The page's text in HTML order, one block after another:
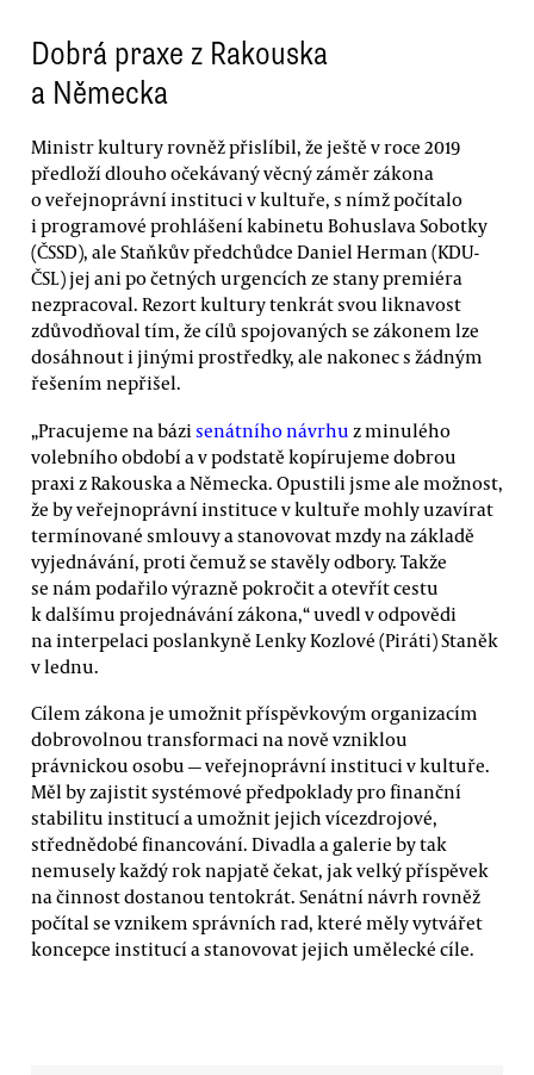
Dobrá praxe z Rakouska
a Německa
Ministr kultury rovněž přislíbil, že ještě v roce 2019
předloží dlouho očekávaný věcný záměr zákona
o veřejnoprávní instituci v kultuře, s nímž počítalo
i programové prohlášení kabinetu Bohuslava Sobotky
(ČSSD), ale Staňkův předchůdce Daniel Herman (KDU-
ČSL) jej ani po četných urgencích ze stany premiéra
nezpracoval. Rezort kultury tenkrát svou liknavost
zdůvodňoval tím, že cílů spojovaných se zákonem lze
dosáhnout i jinými prostředky, ale nakonec s žádným
řešením nepřišel.
„Pracujeme na bázi senátního návrhu z minulého
volebního období a v podstatě kopírujeme dobrou
praxi z Rakouska a Německa. Opustili jsme ale možnost,
že by veřejnoprávní instituce v kultuře mohly uzavírat
termínované smlouvy a stanovovat mzdy na základě
vyjednávání, proti čemuž se stavěly odbory. Takže
se nám podařilo výrazně pokročit a otevřít cestu
k dalšímu projednávání zákona,“ uvedl v odpovědi
na interpelaci poslankyně Lenky Kozlové (Piráti) Staněk
v lednu.
Cílem zákona je umožnit příspěvkovým organizacím
dobrovolnou transformaci na nově vzniklou
právnickou osobu — veřejnoprávní instituci v kultuře.
Měl by zajistit systémové předpoklady pro finanční
stabilitu institucí a umožnit jejich vícezdrojové,
střednědobé financování. Divadla a galerie by tak
nemusely každý rok napjatě čekat, jak velký příspěvek
na činnost dostanou tentokrát. Senátní návrh rovněž
počítal se vznikem správních rad, které měly vytvářet
koncepce institucí a stanovovat jejich umělecké cíle.